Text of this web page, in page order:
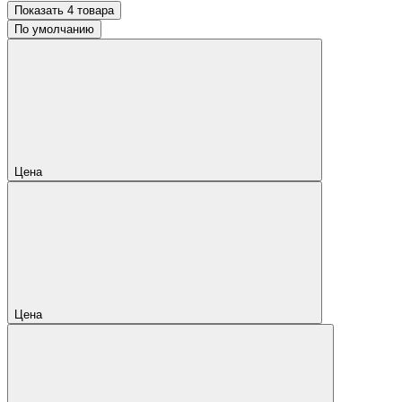
Показать 4 товара
По умолчанию
Цена
Цена